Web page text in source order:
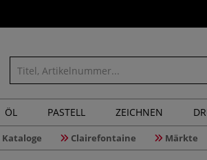
ÖL PASTELL ZEICHNEN
Kataloge Clairefontaine Märkte